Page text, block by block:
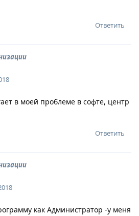
Ответить
в моей проблеме в софте, центр
Ответить
как Администратор -у меня